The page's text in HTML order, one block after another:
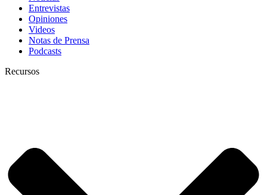
Entrevistas
Opiniones
Videos
Notas de Prensa
Podcasts
Recursos